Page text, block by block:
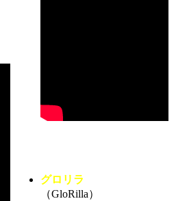
グロリラ
（GloRilla）